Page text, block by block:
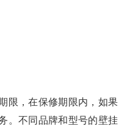
限，在保修期限内，如果
。不同品牌和型号的壁挂